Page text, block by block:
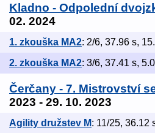
Kladno - Odpolední
02. 2024
1. zkouška MA2: 2/6, 37.96 s,
2. zkouška MA2: 3/6, 37.41 s,
Čerčany - 7. Mistrovství
2023 - 29. 10. 2023
Agility družstev M: 11/25, 36.12